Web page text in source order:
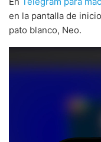
en la pantalla de
pato blanco, Neo.